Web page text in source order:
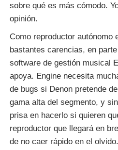
sobre qué es más cómodo.
opinión.
Como reproductor autónomo
bastantes carencias, en
software de gestión musical
apoya. Engine necesita
de bugs si Denon pretende
gama alta del segmento, y
prisa en hacerlo si quieren
reproductor que llegará en
de no caer rápido en el olvido.